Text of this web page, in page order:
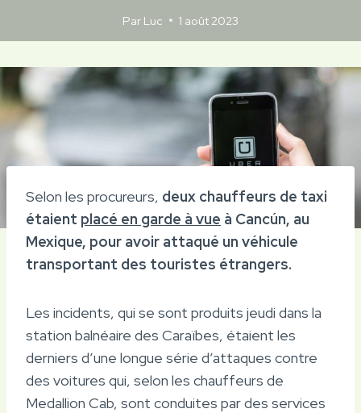
Par Luc 1 août 2023
Selon les procureurs, deux chauffeurs de taxi
étaient placé en garde à vue à Cancún, au
Mexique, pour avoir attaqué un véhicule
transportant des touristes étrangers.
Les incidents, qui se sont produits jeudi dans la
station balnéaire des Caraïbes, étaient les
derniers d’une longue série d’attaques contre
des voitures qui, selon les chauffeurs de
Medallion Cab, sont conduites par des services